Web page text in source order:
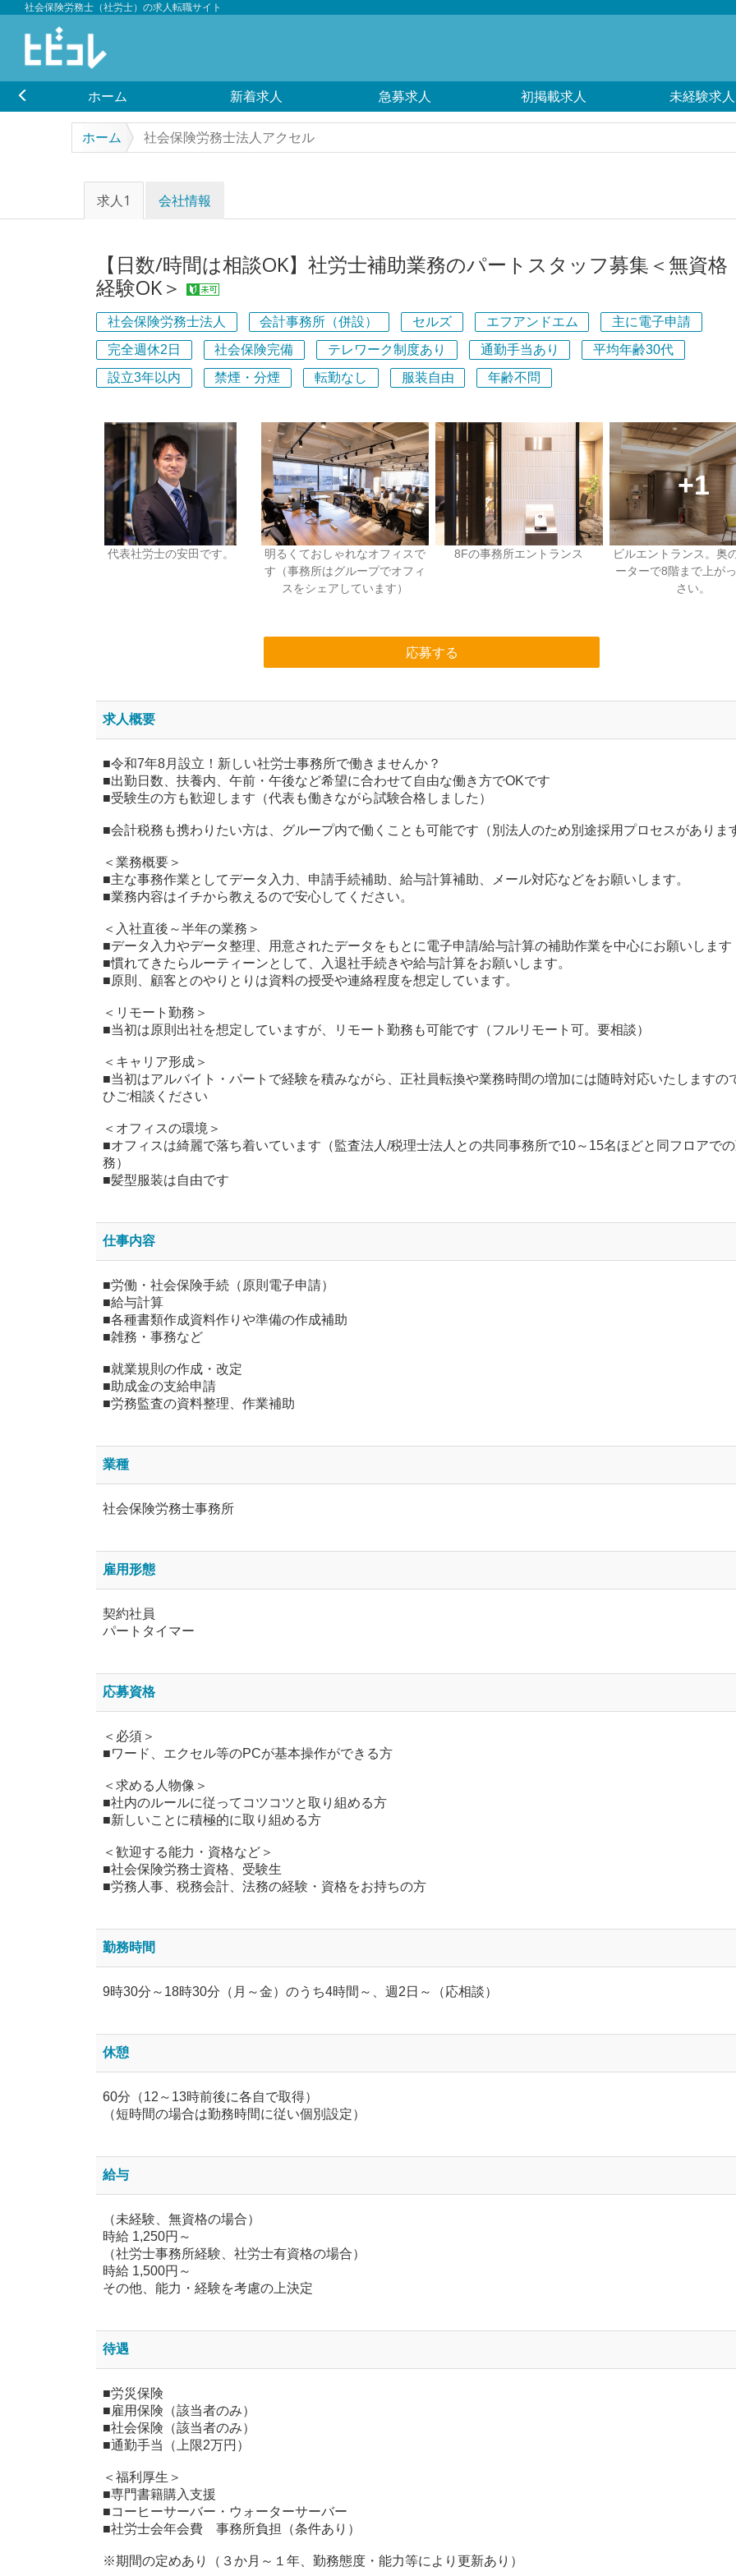
社会保険労務士（社労士）の求人転職サイト
ホーム 新着求人 急募求人 初掲載求人 未経験求人
ホーム 社会保険労務士法人アクセル
求人1 会社情報
【日数/時間は相談OK】社労士補助業務のパートスタッフ募集＜無資格
経験OK＞
社会保険労務士法人 会計事務所（併設） セルズ エフアンドエム
主に電子申請
完全週休2日
社会保険完備 テレワーク制度あり 通勤手当あり
平均年齢30代
設立3年以内
禁煙・分煙 転勤なし 服装自由 年齢不問
代表社労士の安田です。
明るくておしゃれなオフィスで
す（事務所はグループでオフィ
スをシェアしています）
8Fの事務所エントランス
ビルエントランス。奥
ーターで8階まで上が
さい。
応募する
求人概要
■令和7年8月設立！新しい社労士事務所で働きませんか？
■出勤日数、扶養内、午前・午後など希望に合わせて自由な働き方でOKです
■受験生の方も歓迎します（代表も働きながら試験合格しました）
■会計税務も携わりたい方は、グループ内で働くことも可能です（別法人のため別途採用プロセスがありま
＜業務概要＞
■主な事務作業としてデータ入力、申請手続補助、給与計算補助、メール対応などをお願いします。
■業務内容はイチから教えるので安心してください。
＜入社直後～半年の業務＞
■データ入力やデータ整理、用意されたデータをもとに電子申請/給与計算の補助作業を中心にお願いします
■慣れてきたらルーティーンとして、入退社手続きや給与計算をお願いします。
■原則、顧客とのやりとりは資料の授受や連絡程度を想定しています。
＜リモート勤務＞
■当初は原則出社を想定していますが、リモート勤務も可能です（フルリモート可。要相談）
＜キャリア形成＞
■当初はアルバイト・パートで経験を積みながら、正社員転換や業務時間の増加には随時対応いたしますの
ひご相談ください
＜オフィスの環境＞
■オフィスは綺麗で落ち着いています（監査法人/税理士法人との共同事務所で10～15名ほどと同フロアで
務）
■髪型服装は自由です
仕事内容
■労働・社会保険手続（原則電子申請）
■給与計算
■各種書類作成資料作りや準備の作成補助
■雑務・事務など
■就業規則の作成・改定
■助成金の支給申請
■労務監査の資料整理、作業補助
業種
社会保険労務士事務所
雇用形態
契約社員
パートタイマー
応募資格
＜必須＞
■ワード、エクセル等のPCが基本操作ができる方
＜求める人物像＞
■社内のルールに従ってコツコツと取り組める方
■新しいことに積極的に取り組める方
＜歓迎する能力・資格など＞
■社会保険労務士資格、受験生
■労務人事、税務会計、法務の経験・資格をお持ちの方
勤務時間
9時30分～18時30分（月～金）のうち4時間～、週2日～（応相談）
休憩
60分（12～13時前後に各自で取得）
（短時間の場合は勤務時間に従い個別設定）
給与
（未経験、無資格の場合）
時給 1,250円～
（社労士事務所経験、社労士有資格の場合）
時給 1,500円～
その他、能力・経験を考慮の上決定
待遇
■労災保険
■雇用保険（該当者のみ）
■社会保険（該当者のみ）
■通勤手当（上限2万円）
＜福利厚生＞
■専門書籍購入支援
■コーヒーサーバー・ウォーターサーバー
■社労士会年会費 事務所負担（条件あり）
※期間の定めあり（３か月～１年、勤務態度・能力等により更新あり）